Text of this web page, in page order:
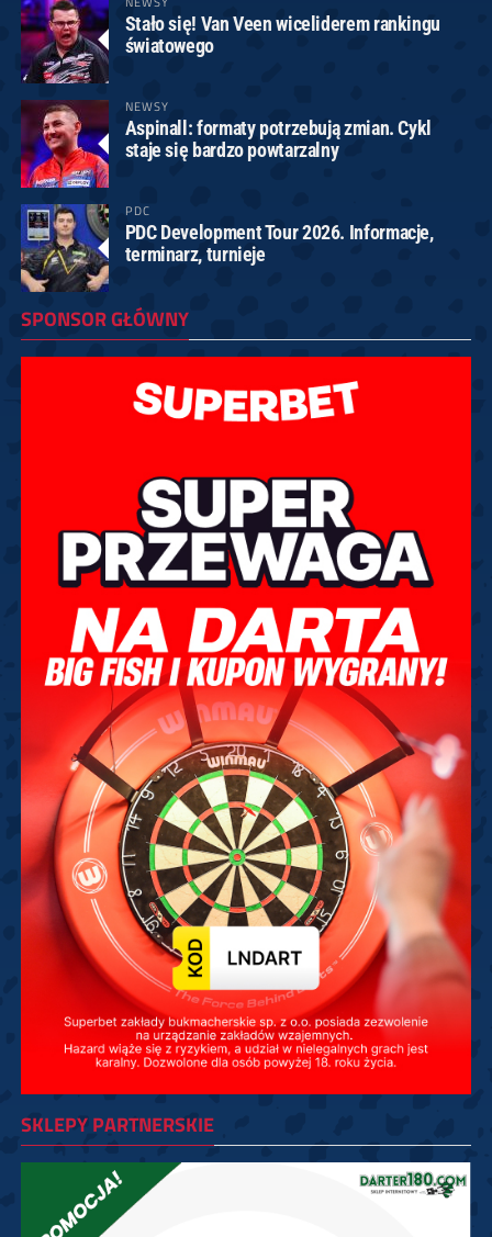
Stało się! Van Veen wiceliderem rankingu
światowego
NEWSY
Aspinall: formaty potrzebują zmian. Cykl
staje się bardzo powtarzalny
PDC
PDC Development Tour 2026. Informacje,
terminarz, turnieje
SPONSOR GŁÓWNY
SKLEPY PARTNERSKIE